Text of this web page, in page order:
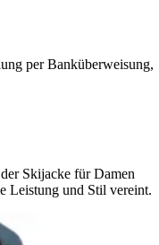
per Banküberweisung,
Skijacke für Damen
Leistung und Stil vereint.